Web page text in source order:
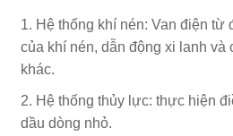
1. Hệ thống khí nén: Van điện từ
của khí nén, dẫn động xi lanh và
khác.
2. Hệ thống thủy lực: thực hiện
dầu dòng nhỏ.